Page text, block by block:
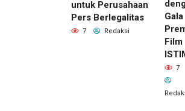
untuk Perusahaan
Pers Berlegalitas
7 Redaksi
Gala
Film
7